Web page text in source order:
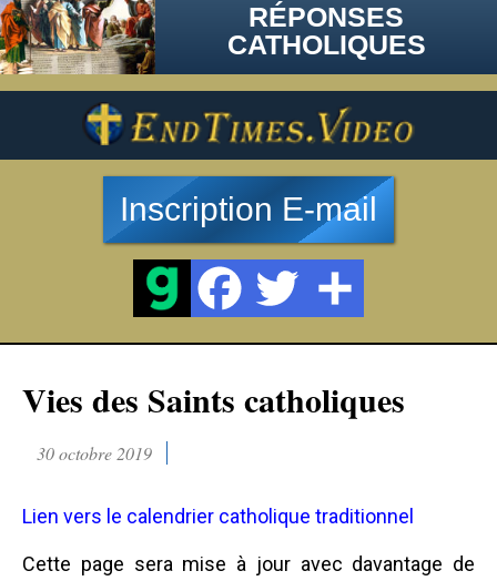
RÉPONSES
CATHOLIQUES
Inscription E-mail
Vies des Saints catholiques
30 octobre 2019
Lien vers le calendrier catholique traditionnel
Cette page sera mise à jour avec davantage de